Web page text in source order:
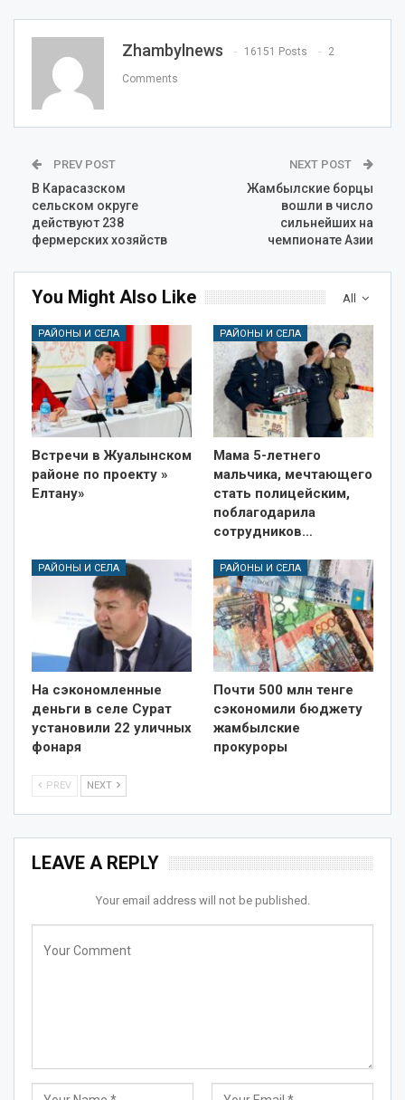
Zhambylnews 16151 Posts 2
Comments
PREV POST
В Карасазском
сельском округе
действуют 238
фермерских хозяйств
NEXT POST
Жамбылские борцы
вошли в число
сильнейших на
чемпионате Азии
All
You Might Also Like
РАЙОНЫ И СЕЛА
Встречи в Жуалынском
районе по проекту »
Елтану»
РАЙОНЫ И СЕЛА
Мама 5-летнего
мальчика, мечтающего
стать полицейским,
поблагодарила
сотрудников…
РАЙОНЫ И СЕЛА
На сэкономленные
деньги в селе Сурат
установили 22 уличных
фонаря
РАЙОНЫ И СЕЛА
Почти 500 млн тенге
сэкономили бюджету
жамбылские
прокуроры
PREV NEXT
LEAVE A REPLY
Your email address will not be published.